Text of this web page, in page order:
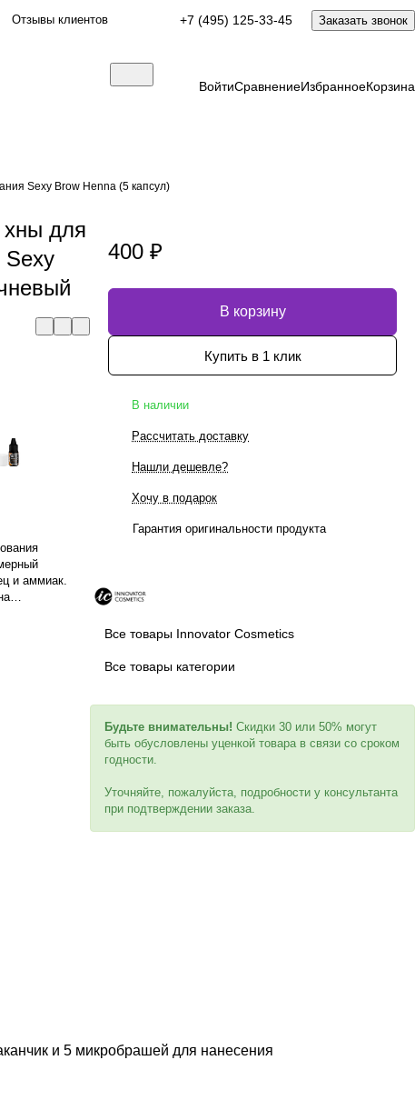
Отзывы клиентов +7 (495) 125-33-45 Заказать звонок
ВойтиСравнениеИзбранноеКорзина
Sexy Brow Henna (5 капсул)
хны для
Sexy
и аммиак.
бровей
400 ₽
В корзину
Купить в 1 клик
В наличии
Рассчитать доставку
Нашли дешевле?
Хочу в подарок
Гарантия оригинальности продукта
Все товары Innovator Cosmetics
Все товары категории
Будьте внимательны! Скидки 30 или 50% могут
быть обусловлены уценкой товара в связи со сроком
годности.
Уточняйте, пожалуйста, подробности у консультанта
при подтверждении заказа.
и 5 микробрашей для нанесения